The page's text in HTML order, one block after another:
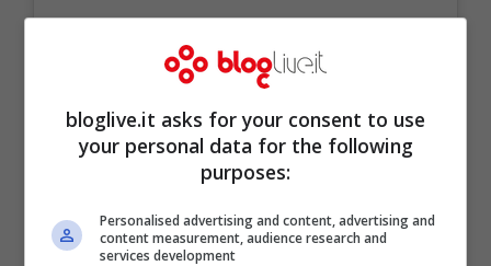
bloglive.it asks for your consent to use
your personal data for the following
purposes:
Personalised advertising and content, advertising and
content measurement, audience research and
services development